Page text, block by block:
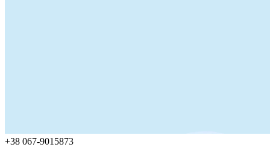
+38 067-9015873